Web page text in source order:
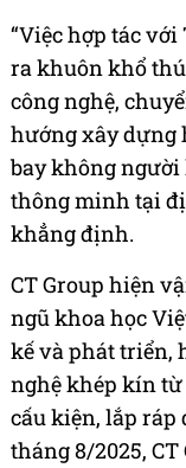
“Việc hợp tác
ra khuôn khổ
công nghệ,
hướng xây dựng
bay không
thông minh tại
khẳng định.
CT Group hiện
ngũ khoa học
kế và phát triển,
nghệ khép kín
cấu kiện, lắp ráp
tháng 8/2025,